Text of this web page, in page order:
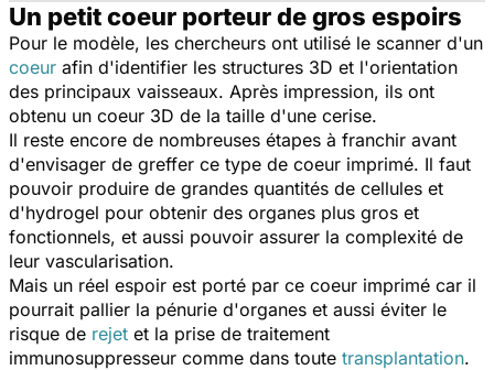
Un petit coeur porteur de gros espoirs
Pour le modèle, les chercheurs ont utilisé le scanner d'un
coeur afin d'identifier les structures 3D et l'orientation
des principaux vaisseaux. Après impression, ils ont
obtenu un coeur 3D de la taille d'une cerise.
Il reste encore de nombreuses étapes à franchir avant
d'envisager de greffer ce type de coeur imprimé. Il faut
pouvoir produire de grandes quantités de cellules et
d'hydrogel pour obtenir des organes plus gros et
fonctionnels, et aussi pouvoir assurer la complexité de
leur vascularisation.
Mais un réel espoir est porté par ce coeur imprimé car il
pourrait pallier la pénurie d'organes et aussi éviter le
risque de rejet et la prise de traitement
immunosuppresseur comme dans toute transplantation.